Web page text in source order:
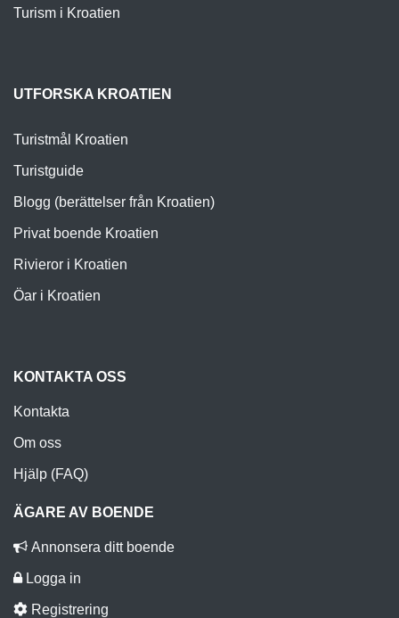
Turism i Kroatien
UTFORSKA KROATIEN
Turistmål Kroatien
Turistguide
Blogg (berättelser från Kroatien)
Privat boende Kroatien
Rivieror i Kroatien
Öar i Kroatien
KONTAKTA OSS
Kontakta
Om oss
Hjälp (FAQ)
ÄGARE AV BOENDE
Annonsera ditt boende
Logga in
Registrering